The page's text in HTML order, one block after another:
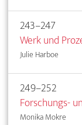
243–247
Werk und
Julie Harboe
249–252
Forschungs-
Monika Mokre